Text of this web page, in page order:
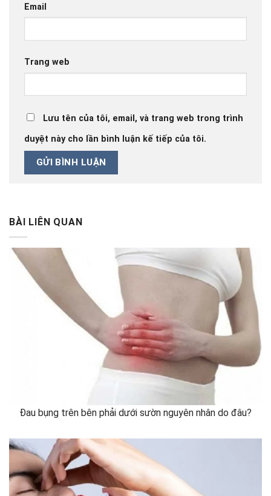
Email
Trang web
Lưu tên của tôi, email, và trang web trong trình
duyệt này cho lần bình luận kế tiếp của tôi.
BÀI LIÊN QUAN
Đau bụng trên bên phải dưới sườn nguyên nhân do đâu?